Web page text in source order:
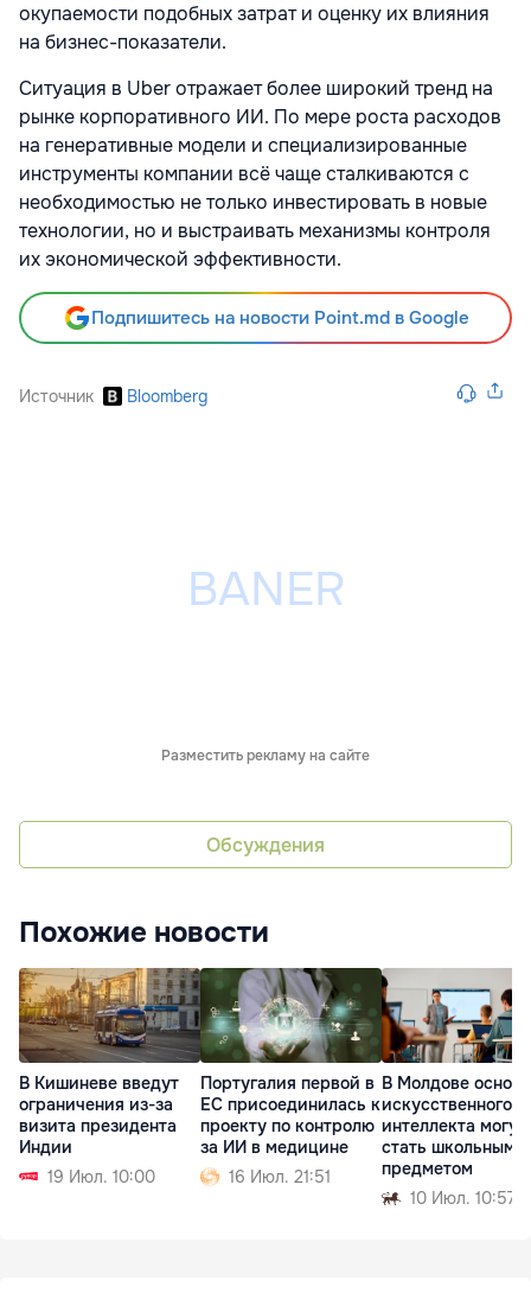
окупаемости подобных затрат и оценку их влияния
на бизнес-показатели.
Ситуация в Uber отражает более широкий тренд на
рынке корпоративного ИИ. По мере роста расходов
на генеративные модели и специализированные
инструменты компании всё чаще сталкиваются с
необходимостью не только инвестировать в новые
технологии, но и выстраивать механизмы контроля
их экономической эффективности.
Подпишитесь на новости Point.md в Google
Источник Bloomberg
Разместить рекламу на сайте
Обсуждения
Похожие новости
В Кишиневе введут
ограничения из-за
визита президента
Индии
19 Июл. 10:00
Португалия первой в
ЕС присоединилась к
проекту по контролю
за ИИ в медицине
16 Июл. 21:51
В Молдове
искусственного
интеллекта могут
стать школьным
предметом
10 Июл. 10:57